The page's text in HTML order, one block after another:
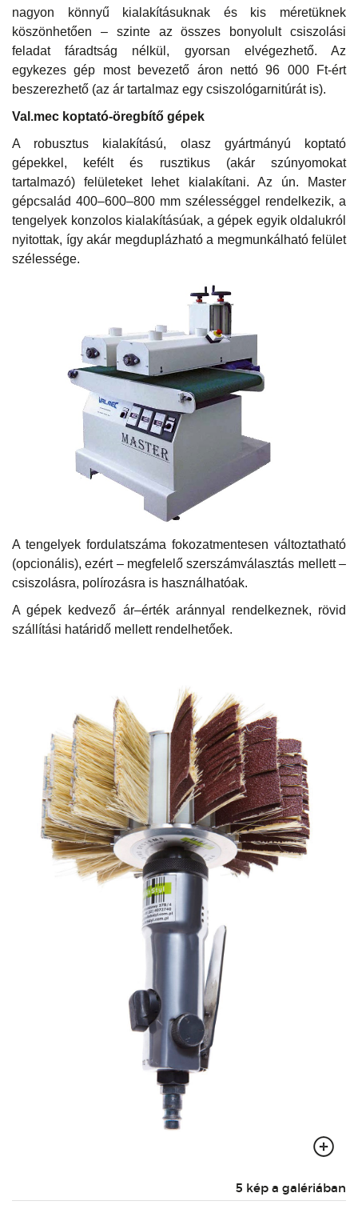
nagyon könnyű kialakításuknak és kis méretüknek
köszönhetően – szinte az összes bonyolult csiszolási
feladat fáradtság nélkül, gyorsan elvégezhető. Az
egykezes gép most bevezető áron nettó 96 000 Ft-ért
beszerezhető (az ár tartalmaz egy csiszológarnitúrát is).
Val.mec koptató-öregbítő gépek
A robusztus kialakítású, olasz gyártmányú koptató
gépekkel, kefélt és rusztikus (akár szúnyomokat
tartalmazó) felületeket lehet kialakítani. Az ún. Master
gépcsalád 400–600–800 mm szélességgel rendelkezik, a
tengelyek konzolos kialakításúak, a gépek egyik oldalukról
nyitottak, így akár megduplázható a megmunkálható felület
szélessége.
A tengelyek fordulatszáma fokozatmentesen változtatható
(opcionális), ezért – megfelelő szerszámválasztás mellett –
csiszolásra, polírozásra is használhatóak.
A gépek kedvező ár–érték aránnyal rendelkeznek, rövid
szállítási határidő mellett rendelhetőek.
5 kép a galériában